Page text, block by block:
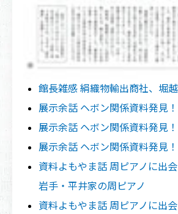
館長雑感 絹織物輸出商社、堀
展示余話 ヘボン関係資料発見！
展示余話 ヘボン関係資料発見！
展示余話 ヘボン関係資料発見！
資料よもやま話 周ピアノに出
岩手・平井家の周ピアノ
資料よもやま話 周ピアノに出